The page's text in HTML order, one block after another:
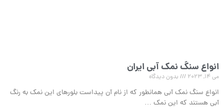
انواع سنگ نمک آبی ایران
می 14, 2023 بدون دیدگاه
انواع سنگ نمک آبی همانطور که از نام آن پیداست بلورهای این نمک به رنگ
آبی هستند که این نمک …